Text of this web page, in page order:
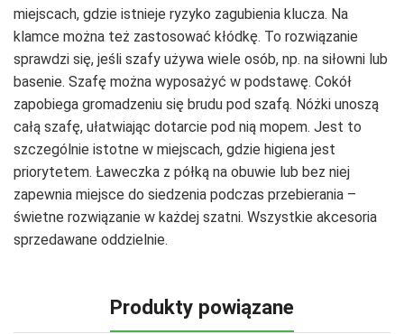
miejscach, gdzie istnieje ryzyko zagubienia klucza. Na
klamce można też zastosować kłódkę. To rozwiązanie
sprawdzi się, jeśli szafy używa wiele osób, np. na siłowni lub
basenie. Szafę można wyposażyć w podstawę. Cokół
zapobiega gromadzeniu się brudu pod szafą. Nóżki unoszą
całą szafę, ułatwiając dotarcie pod nią mopem. Jest to
szczególnie istotne w miejscach, gdzie higiena jest
priorytetem. Ławeczka z półką na obuwie lub bez niej
zapewnia miejsce do siedzenia podczas przebierania –
świetne rozwiązanie w każdej szatni. Wszystkie akcesoria
sprzedawane oddzielnie.
Produkty powiązane